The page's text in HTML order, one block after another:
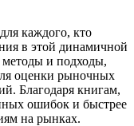
каждого, кто
в этой динамичной
и подходы,
оценки рыночных
Благодаря книгам,
ошибок и быстрее
на рынках.